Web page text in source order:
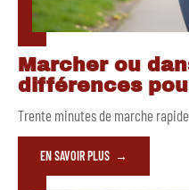
Marcher ou
différences
Trente minutes de marche
EN SAVOIR PLUS